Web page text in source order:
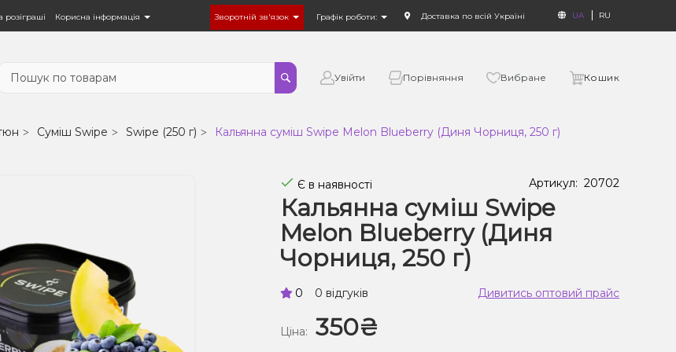
розіграші Корисна інформація Зворотній зв'язок Графік роботи: Доставка по всій Україні UA RU
Увійти Порівняння Вибране Кошик
Суміш Swipe Swipe (250 г) Кальянна суміш Swipe Melon Blueberry (Диня Чорниця, 250 г)
Є в наявності Артикул: 20702
Кальянна суміш Swipe
Melon Blueberry (Диня
Чорниця, 250 г)
0 0 відгуків Дивитись оптовий прайс
Ціна: 350₴